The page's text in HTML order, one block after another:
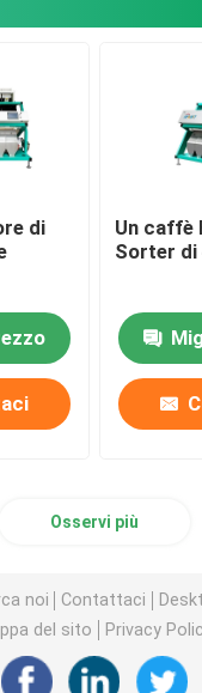
di
Un caffè
Sorter di
Osservi più
noi Contattaci
del sito
Privacy